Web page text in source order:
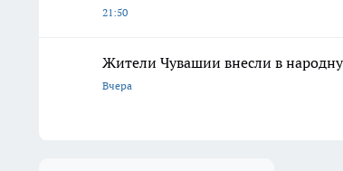
21:50
Жители Чувашии внесли в
Вчера